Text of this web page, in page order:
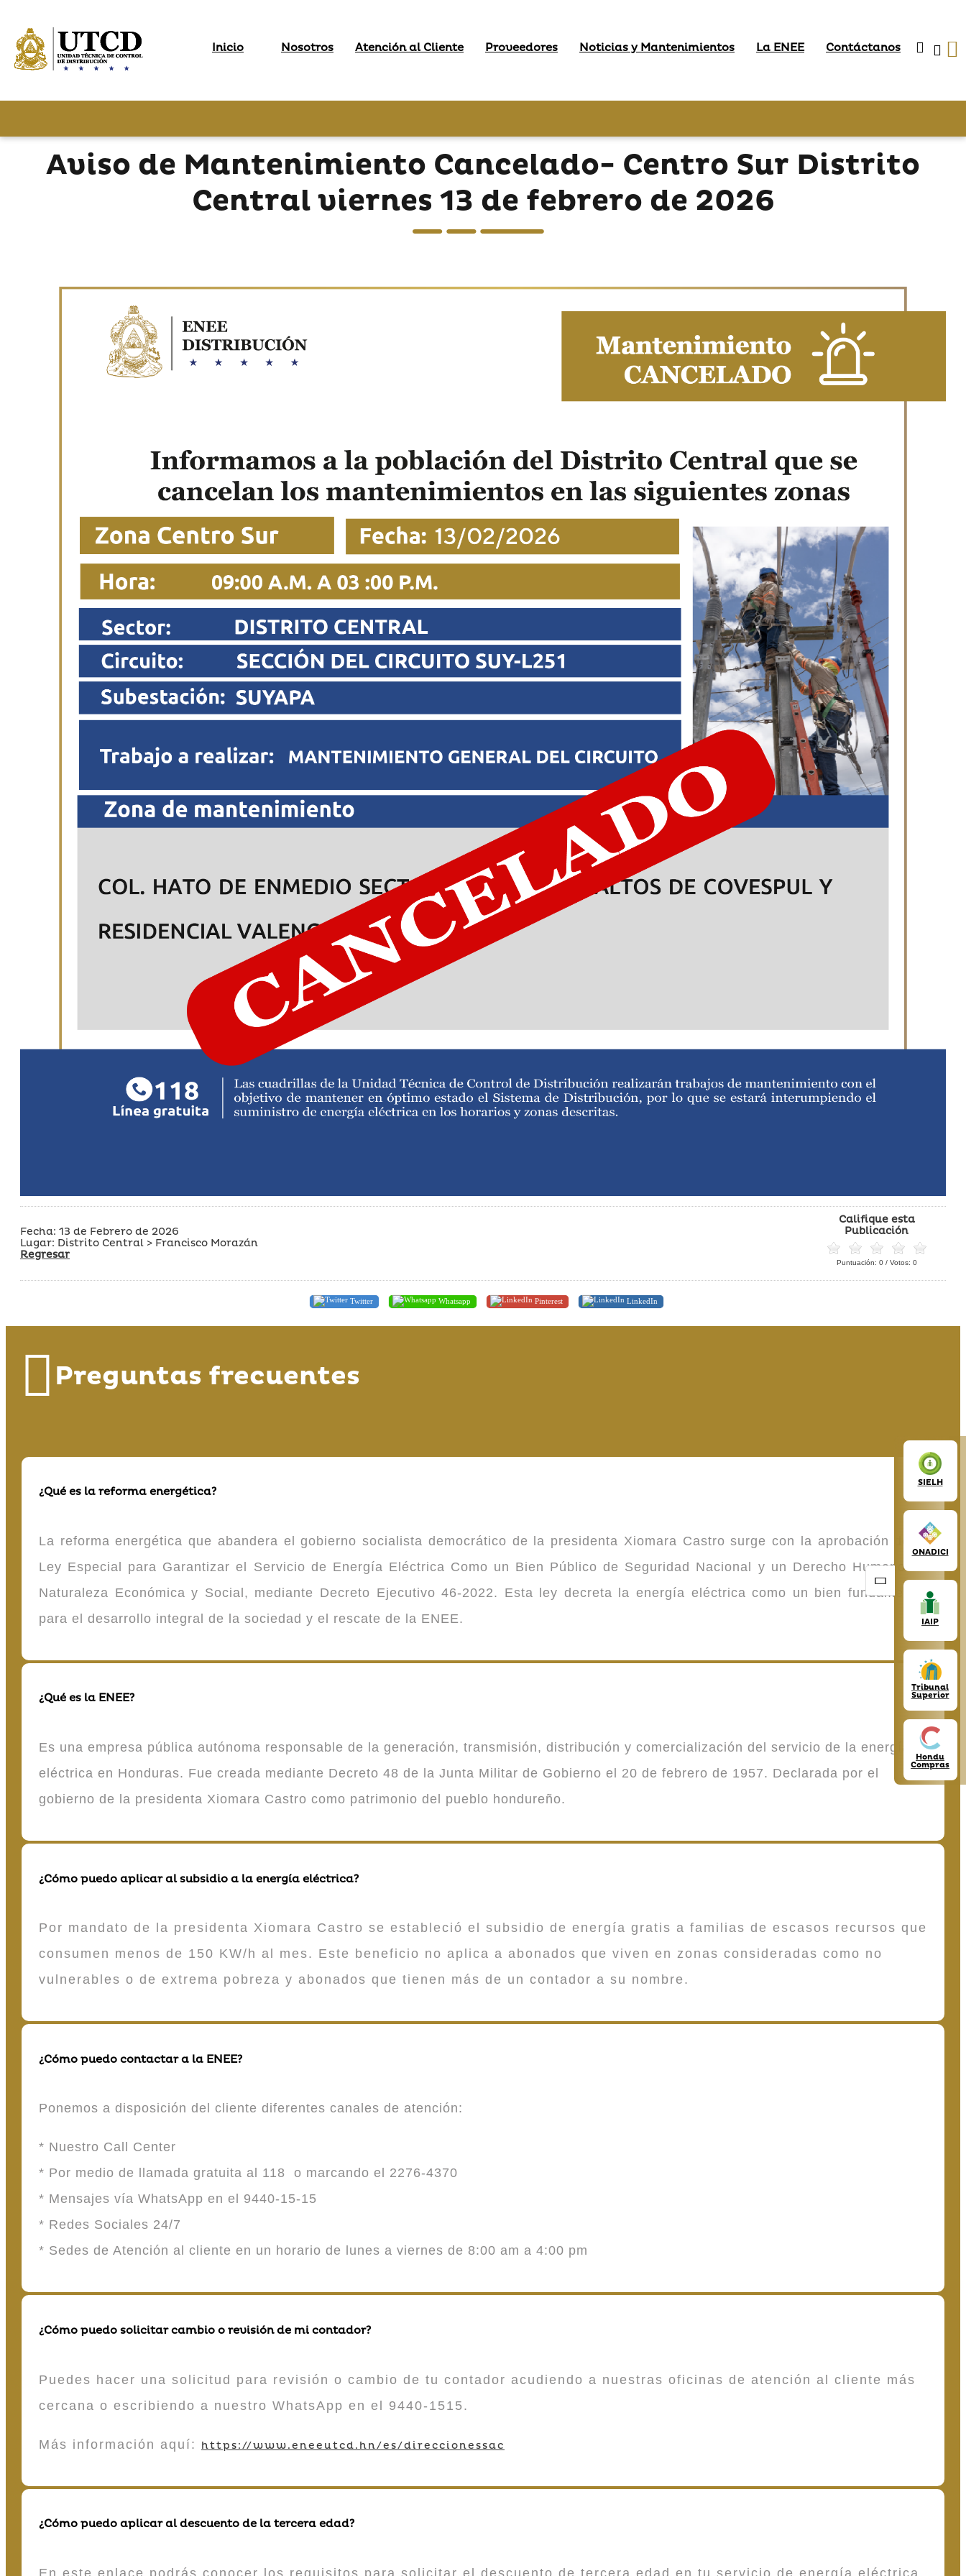
Inicio Nosotros Atención al Cliente Proveedores Noticias y Mantenimientos La ENEE Contáctanos
SIELH
ONADICI
IAIP
Tribunal
Superior
Hondu
Compras
Aviso de Mantenimiento Cancelado- Centro Sur Distrito
Central viernes 13 de febrero de 2026
Fecha: 13 de Febrero de 2026
Lugar: Distrito Central > Francisco Morazán
Regresar
Califique esta
Publicación
Puntuación: 0/ Votos: 0
Twitter Whatsapp Pinterest LinkedIn
Preguntas frecuentes
¿Qué es la reforma energética?
La reforma energética que abandera el gobierno socialista democrático de la presidenta Xiomara Castro surge con la aprobación de la
Ley Especial para Garantizar el Servicio de Energía Eléctrica Como un Bien Público de Seguridad Nacional y un Derecho Humano de
Naturaleza Económica y Social, mediante Decreto Ejecutivo 46-2022. Esta ley decreta la energía eléctrica como un bien fundamental
para el desarrollo integral de la sociedad y el rescate de la ENEE.
¿Qué es la ENEE?
Es una empresa pública autónoma responsable de la generación, transmisión, distribución y comercialización del servicio de la energía
eléctrica en Honduras. Fue creada mediante Decreto 48 de la Junta Militar de Gobierno el 20 de febrero de 1957. Declarada por el
gobierno de la presidenta Xiomara Castro como patrimonio del pueblo hondureño.
¿Cómo puedo aplicar al subsidio a la energía eléctrica?
Por mandato de la presidenta Xiomara Castro se estableció el subsidio de energía gratis a familias de escasos recursos que
consumen menos de 150 KW/h al mes. Este beneficio no aplica a abonados que viven en zonas consideradas como no
vulnerables o de extrema pobreza y abonados que tienen más de un contador a su nombre.
¿Cómo puedo contactar a la ENEE?
Ponemos a disposición del cliente diferentes canales de atención:
* Nuestro Call Center
* Por medio de llamada gratuita al 118 o marcando el 2276-4370
* Mensajes vía WhatsApp en el 9440-15-15
* Redes Sociales 24/7
* Sedes de Atención al cliente en un horario de lunes a viernes de 8:00 am a 4:00 pm
¿Cómo puedo solicitar cambio o revisión de mi contador?
Puedes hacer una solicitud para revisión o cambio de tu contador acudiendo a nuestras oficinas de atención al cliente más
cercana o escribiendo a nuestro WhatsApp en el 9440-1515.
Más información aquí: https://www.eneeutcd.hn/es/direccionessac
¿Cómo puedo aplicar al descuento de la tercera edad?
En este enlace podrás conocer los requisitos para solicitar el descuento de tercera edad en tu servicio de energía eléctrica,